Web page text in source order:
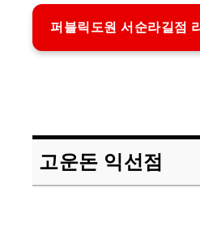
퍼블릭도원 서순라길점
고운돈 익선점